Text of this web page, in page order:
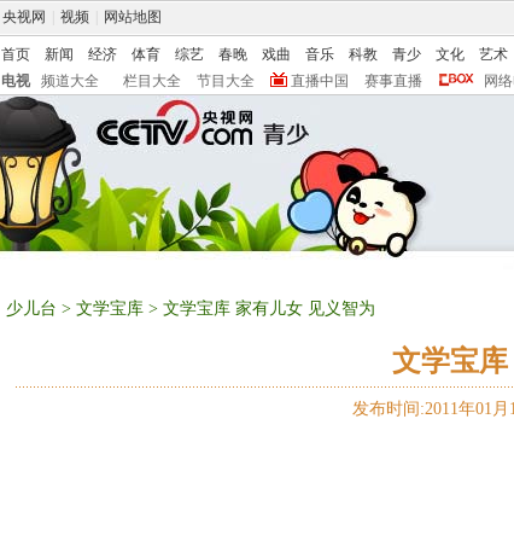
央视网 视频 网站地图
首页 新闻 经济 体育 综艺 春晚 戏曲 音乐 科教 青少 文化 艺术
电视
频道大全 栏目大全 节目大全 直播中国 赛事直播 网
少儿台 > 文学宝库 > 文学宝库 家有儿女 见义智为
文学宝
发布时间:2011年01月